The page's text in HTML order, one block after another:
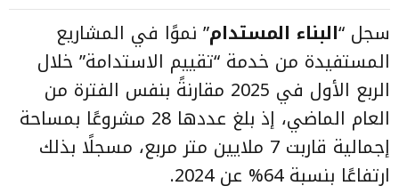
سجل “البناء المستدام” نموًا في المشاريع
المستفيدة من خدمة “تقييم الاستدامة” خلال
الربع الأول في 2025 مقارنةً بنفس الفترة من
العام الماضي، إذ بلغ عددها 28 مشروعًا بمساحة
إجمالية قاربت 7 ملايين متر مربع، مسجلًا بذلك
ارتفاعًا بنسبة 64% عن 2024.